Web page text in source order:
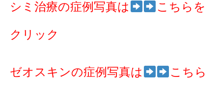
シミ治療の症例写真は こちらを
クリック
ゼオスキンの症例写真は こちら